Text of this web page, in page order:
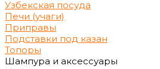
Узбекская посуда
Печи (учаги)
Приправы
Подставки под казан
Топоры
Шампура и аксессуары